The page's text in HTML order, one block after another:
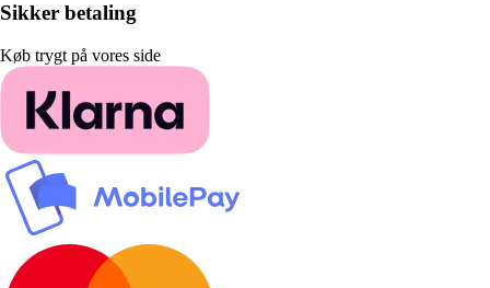
Sikker betaling
Køb trygt på vores side